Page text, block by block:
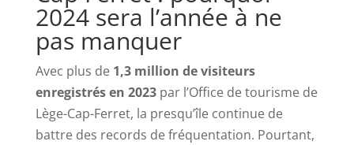
2024 sera l’année à ne
pas manquer
Avec plus de 1,3 million de visiteurs
enregistrés en 2023par l’Office de tourisme de
Lège-Cap-Ferret, la presqu’île continue de
battre des records de fréquentation. Pourtant,